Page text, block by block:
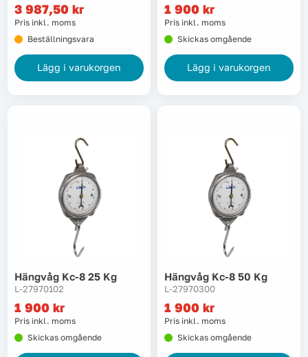
Maskintillbehör & förbrukning
Oljor & kem
Trädgård & utemiljö
Värme, VVS & inomhusklimat
3 987,50 kr
Pris inkl. moms
Beställningsvara
Lägg i varukorgen
1 900 kr
Pris inkl. moms
Skickas omgående
Lägg i varukorgen
Hängvåg Kc-8 25 Kg
L-27970102
1 900 kr
Pris inkl. moms
Skickas omgående
Hängvåg Kc-8 50 Kg
L-27970300
1 900 kr
Pris inkl. moms
Skickas omgående